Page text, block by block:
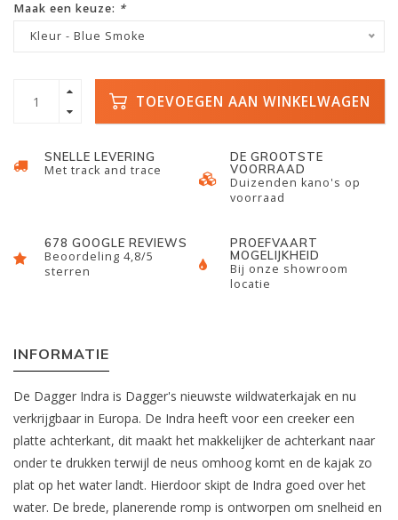
Maak een keuze: *
Kleur - Blue Smoke
TOEVOEGEN AAN WINKELWAGEN
SNELLE LEVERING
Met track and trace
DE GROOTSTE
VOORRAAD
Duizenden kano's op
voorraad
678 GOOGLE REVIEWS
Beoordeling 4,8/5
sterren
PROEFVAART
MOGELIJKHEID
Bij onze showroom
locatie
INFORMATIE
De Dagger Indra is Dagger's nieuwste wildwaterkajak en nu
verkrijgbaar in Europa. De Indra heeft voor een creeker een
platte achterkant, dit maakt het makkelijker de achterkant naar
onder te drukken terwijl de neus omhoog komt en de kajak zo
plat op het water landt. Hierdoor skipt de Indra goed over het
water. De brede, planerende romp is ontworpen om snelheid en